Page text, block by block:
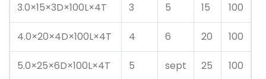
3.0×15×3D×100L×4T
3 5 15 100
4.0×20×4D×100L×4T 4 6 20 100
5.0×25×6D×100L×4T 5 sept 25 100